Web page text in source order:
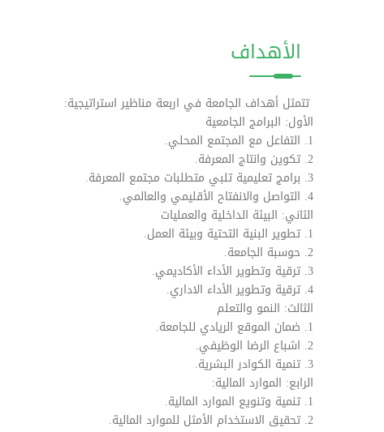
الأهداف
تتمثل أهداف الجامعة في اربعة مناظير استراتيجية:
الأول: البرامج الجامعية
1. التفاعل مع المجتمع المحلي.
2. تكوين وانتاج المعرفة.
3. برامج تعليمية تلبي متطلبات مجتمع المعرفة.
4. التواصل والانفتاح الأقليمي والعالمي.
الثاني: البيئة الداخلية والعمليات
1. تطوير البنية التحتية وبيئة العمل.
2. حوسبة الجامعة.
3. ترقية وتطوير الأداء الأكاديمي.
4. ترقية وتطوير الأداء الاداري.
الثالث: النمو والتعلم
1. ضمان الموقع الريادي للجامعة.
2. اشباع الرضا الوظيفي.
3. تنمية الكوادر البشرية.
الرابع: الموارد المالية:
1. تنمية وتنويع الموارد المالية.
2. تحقيق الاستخدام الأمثل للموارد المالية.